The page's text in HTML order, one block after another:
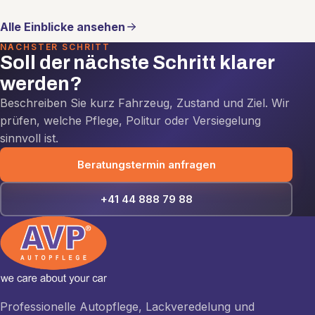
Alle Einblicke ansehen
NÄCHSTER SCHRITT
Soll der nächste Schritt klarer
werden?
Beschreiben Sie kurz Fahrzeug, Zustand und Ziel. Wir
prüfen, welche Pflege, Politur oder Versiegelung
sinnvoll ist.
Beratungstermin anfragen
+41 44 888 79 88
Professionelle Autopflege, Lackveredelung und